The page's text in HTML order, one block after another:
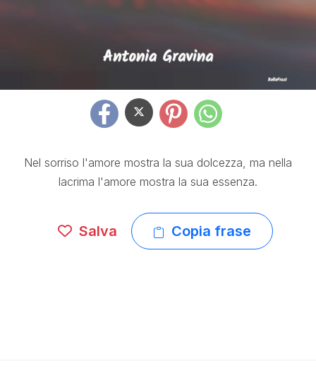
Nel sorriso l'amore mostra la sua dolcezza, ma nella
lacrima l'amore mostra la sua essenza.
Salva Copia frase